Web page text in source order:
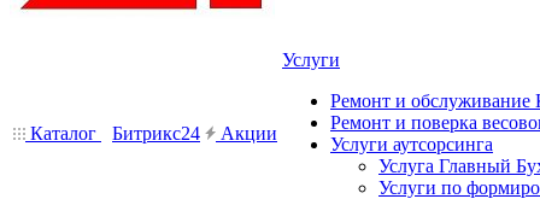
Каталог Битрикс24 Акции
Услуги
Ремонт и
Ремонт и поверка
Услуги аутсорсинга
Услуга Главный
Услуги по